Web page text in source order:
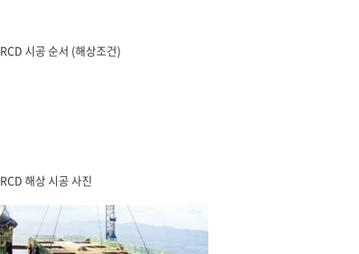
RCD 시공 순서 (해상조건)
RCD 해상 시공 사진